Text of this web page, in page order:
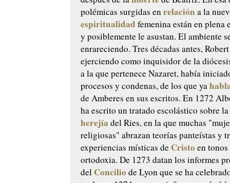
polémicas surgidas enrelación a la
espiritualidad femenina están en plena
y posiblemente le asustan. El ambiente
enrareciendo. Tres décadas antes,
ejerciendo como inquisidor de la
a la que pertenece Nazaret, había
procesos y condenas, de los que ya
de Amberes en sus escritos. En 1272
ha escrito un tratado escolástico sobre
herejía del Ries, en la que muchas
religiosas" abrazan teorías panteístas y
experiencias místicas de Cristo en
ortodoxia. De 1273 datan los informes
del Concilio de Lyon que se ha